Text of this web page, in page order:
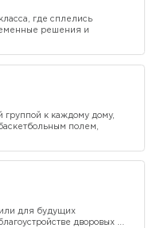
где сплелись
решения и
группой к каждому дому,
полем,
для будущих
дворовых ...